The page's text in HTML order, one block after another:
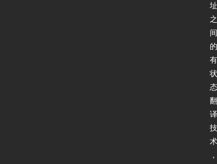
址
之
间
的
有
状
态
翻
译
技
术
，